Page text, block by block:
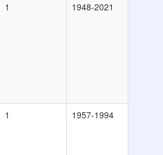
1 1948-2021
1 1957-1994